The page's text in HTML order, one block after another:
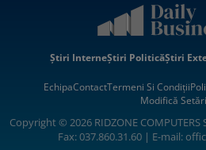
Știri InterneȘtiri PoliticăȘtiri
EchipaContactTermeni Si Condiții
Modifică
Copyright © 2026 RIDZONE COMPUTERS
Fax: 037.860.31.60 | E-mail: